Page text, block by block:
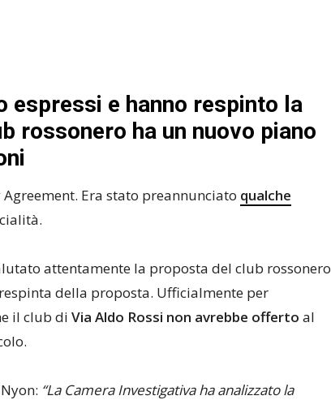
espressi e hanno respinto la
rossonero ha un nuovo piano
Era stato preannunciato qualche
attentamente la proposta del club rossonero
della proposta. Ufficialmente per
il club di Via Aldo Rossi non avrebbe offerto al
“La Camera Investigativa ha analizzato la